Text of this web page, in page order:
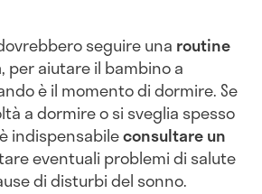
seguire una routine
, per aiutare il bambino a
è il momento di dormire. Se
a dormire o si sveglia spesso
indispensabileconsultare un
eventuali problemi di salute
di disturbi del sonno.